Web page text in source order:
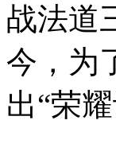
战法道
今，为
出“荣